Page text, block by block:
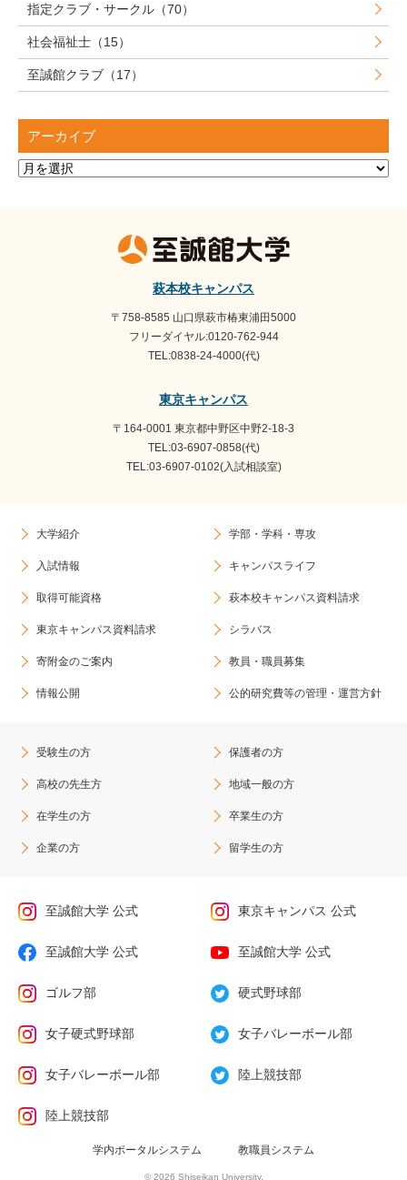
指定クラブ・サークル（70）
社会福祉士（15）
至誠館クラブ（17）
アーカイブ
ア
萩本校キャンパス
〒758-8585 山口県萩市椿東浦田5000
フリーダイヤル:0120-762-944
TEL:0838-24-4000(代)
東京キャンパス
〒164-0001 東京都中野区中野2-18-3
TEL:03-6907-0858(代)
TEL:03-6907-0102(入試相談室)
大学紹介 学部・学科・専攻
入試情報 キャンパスライフ
取得可能資格 萩本校キャンパス資料請求
東京キャンパス資料請求 シラバス
寄附金のご案内 教員・職員募集
情報公開 公的研究費等の管理・運営方針
受験生の方 保護者の方
高校の先生方 地域一般の方
在学生の方 卒業生の方
企業の方 留学生の方
至誠館大学 公式 東京キャンパス 公式
至誠館大学 公式 至誠館大学 公式
ゴルフ部 硬式野球部
女子硬式野球部 女子バレーボール部
女子バレーボール部 陸上競技部
陸上競技部
学内ポータルシステム 教職員システム
© 2026 Shiseikan University.